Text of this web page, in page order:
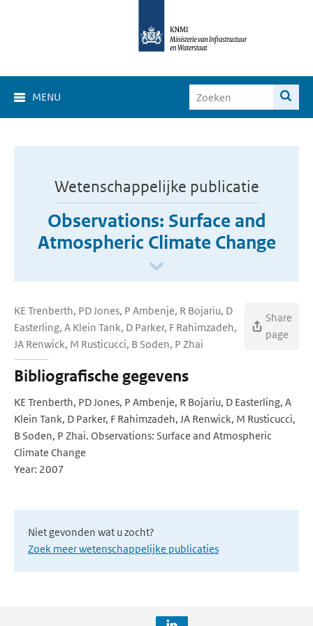
MENU
Wetenschappelijke publicatie
Observations: Surface and
Atmospheric Climate Change
KE Trenberth, PD Jones, P Ambenje, R Bojariu, D
Easterling, A Klein Tank, D Parker, F Rahimzadeh,
JA Renwick, M Rusticucci, B Soden, P Zhai
Share
page
Bibliografische gegevens
KE Trenberth, PD Jones, P Ambenje, R Bojariu, D Easterling, A
Klein Tank, D Parker, F Rahimzadeh, JA Renwick, M Rusticucci,
B Soden, P Zhai. Observations: Surface and Atmospheric
Climate Change
Year: 2007
Niet gevonden wat u zocht?
Zoek meer wetenschappelijke publicaties